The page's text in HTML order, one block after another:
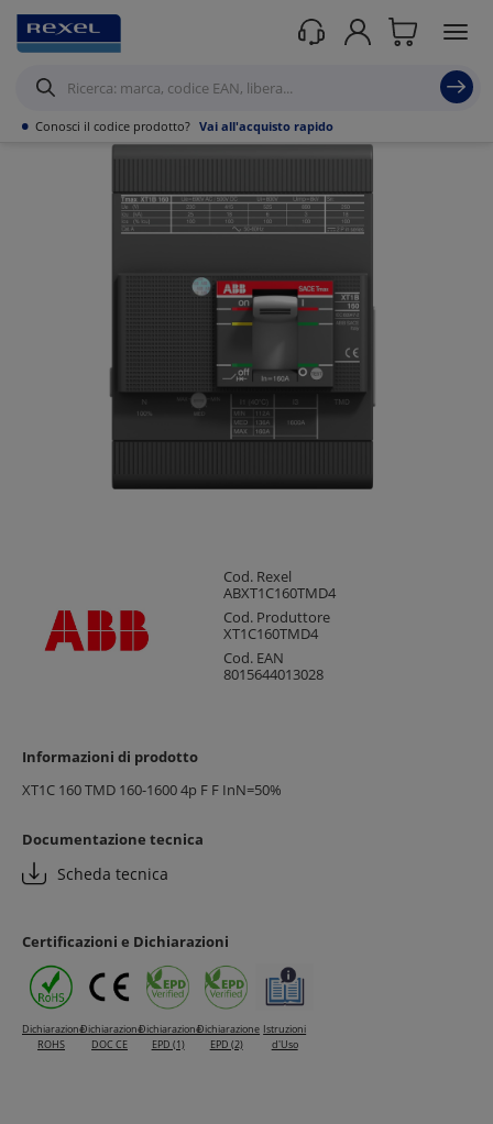
• Conosci il codice prodotto? Vai all'acquisto rapido
Prodotti /Distribuzione elettrica Protezione dell'energia/Interruttori
Magnetotermici scatolati < 400A
Cod. Rexel
ABXT1C160TMD4
Cod. Produttore
XT1C160TMD4
Cod. EAN
8015644013028
Informazioni di prodotto
XT1C 160 TMD 160-1600 4p F F InN=50%
Documentazione tecnica
Scheda tecnica
Certificazioni e Dichiarazioni
Dichiarazione
ROHS
Dichiarazione
DOC CE
Dichiarazione
EPD (1)
Dichiarazione
EPD (2)
Istruzioni
d'Uso